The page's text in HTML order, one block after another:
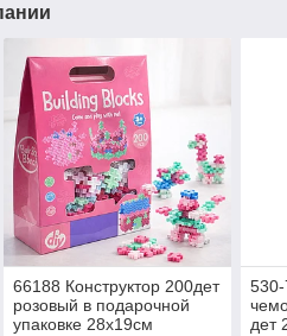
66188 Конструктор 200дет
розовый в подарочной
упаковке 28х19см
530-
дет